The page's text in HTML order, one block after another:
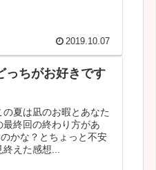
2019.10.07
っちがお好きです
夏は凪のお暇とあなた
終回の終わり方があ
かな？とちょっと不安
えた感想...